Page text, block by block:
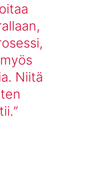
Niitä